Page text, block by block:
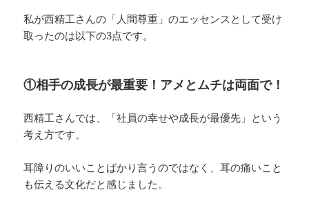
私が西精工さんの「人間尊重」のエッセンスとして受け
取ったのは以下の3点です。
①相手の成長が最重要！アメとムチは両面で！
西精工さんでは、「社員の幸せや成長が最優先」という
考え方です。
耳障りのいいことばかり言うのではなく、耳の痛いこと
も伝える文化だと感じました。